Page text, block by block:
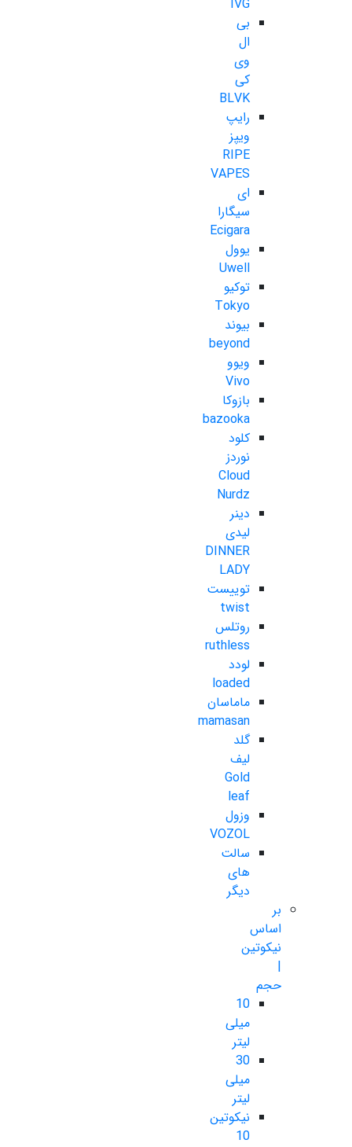
IVG
بی
ال
وی
کی
BLVK
رایپ
ویپز
RIPE
VAPES
ای
سیگارا
Ecigara
یوول
Uwell
توکیو
Tokyo
بیوند
beyond
ویوو
Vivo
بازوکا
bazooka
کلود
نوردز
Cloud
Nurdz
دینر
لیدی
DINNER
LADY
توییست
twist
روتلس
ruthless
لودد
loaded
ماماسان
mamasan
گلد
لیف
Gold
leaf
وزول
VOZOL
سالت
های
دیگر
بر
اساس
نیکوتین
|
حجم
10
میلی
لیتر
30
میلی
لیتر
نیکوتین
10